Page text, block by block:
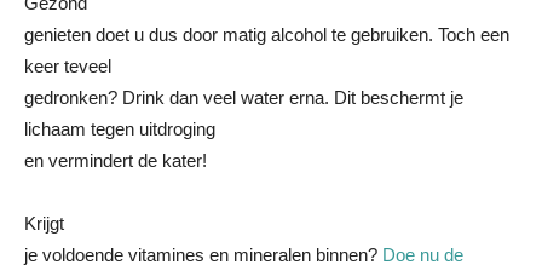
genieten doet u dus door matig alcohol te gebruiken. Toch een
keer teveel
gedronken? Drink dan veel water erna. Dit beschermt je
lichaam tegen uitdroging
en vermindert de kater!
Krijgt
je voldoende vitamines en mineralen binnen? Doe nu de